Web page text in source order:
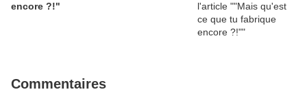
encore ?!"
Commentaires